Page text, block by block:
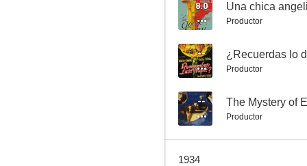
Drácula
8.0 Una chica
Productor
-- ¿Recuerdas lo
Productor
-- The Mystery of
Productor
1934